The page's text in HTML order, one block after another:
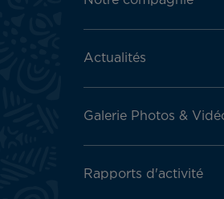
Actualités
Galerie Photos &
Rapports d'activité